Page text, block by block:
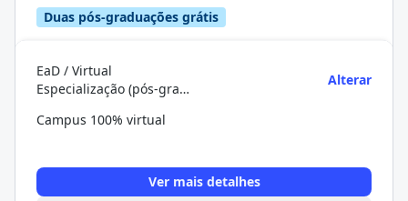
Duas pós-graduações grátis
EaD / Virtual
Especialização (pós-graduação)
Alterar
Campus 100% virtual
Ver mais detalhes